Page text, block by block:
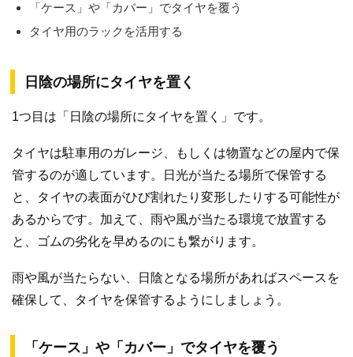
「ケース」や「カバー」でタイヤを覆う
タイヤ用のラックを活用する
日陰の場所にタイヤを置く
1つ目は「日陰の場所にタイヤを置く」です。
タイヤは駐車用のガレージ、もしくは物置などの屋内で保
管するのが適しています。日光が当たる場所で保管する
と、タイヤの表面がひび割れたり変形したりする可能性が
あるからです。加えて、雨や風が当たる環境で放置する
と、ゴムの劣化を早めるのにも繋がります。
雨や風が当たらない、日陰となる場所があればスペースを
確保して、タイヤを保管するようにしましょう。
「ケース」や「カバー」でタイヤを覆う